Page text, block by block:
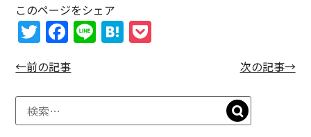
このページをシェア
T
w
itt
er
F
a
c
e
b
Li
n
H
at
n
a
k
et
←前の記事 次の記事→